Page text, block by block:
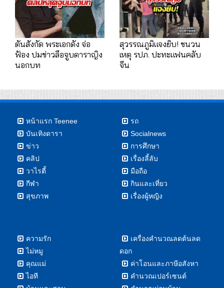
ตันสังกัด พระเอกดัง จ่อ
ฟ้อง ปมข่าวลือจูบดาราญิง
นอกบท
สุวรรณภูมิแจงยิบ! ชนวน
เหตุ รปภ. ปะทะแฟนคลับ
จีน
หน้าแรก Teenee
บันเทิงดารา
ข่าว
คลิป
วาไรตี้
กีฬา
สุขภาพ
รถ
Socialnews
การศึกษา
เรื่องลี้ลับ
มือถือ
กินและเที่ยว
เรื่องผู้หญิง
ความรัก
ไม่หมู
คุณแม่
ไอที
เครื่องคำนวณลดต้นลด
ดอก
ค่าโอนและภาษีอสังหา
คำนวณเปอร์เซนต์